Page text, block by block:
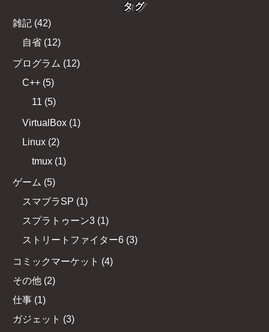
タグ
雑記 (42)
自省 (12)
プログラム (12)
C++ (5)
11 (5)
VirtualBox (1)
Linux (2)
tmux (1)
ゲーム (5)
スマブラSP (1)
スプラトゥーン3 (1)
ストリートファイター6 (3)
コミックマーケット (4)
その他 (2)
仕事 (1)
ガジェット (3)